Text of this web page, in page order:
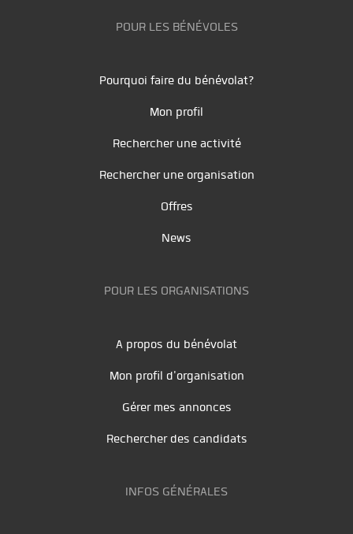
POUR LES BÉNÉVOLES
Pourquoi faire du bénévolat?
Mon profil
Rechercher une activité
Rechercher une organisation
Offres
News
POUR LES ORGANISATIONS
A propos du bénévolat
Mon profil d'organisation
Gérer mes annonces
Rechercher des candidats
INFOS GÉNÉRALES